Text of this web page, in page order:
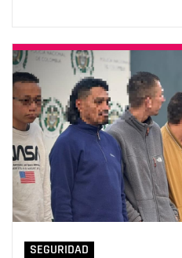
SEGURIDAD